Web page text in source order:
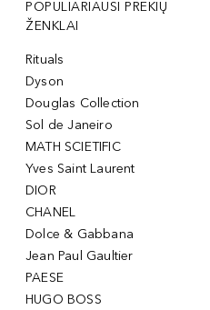
POPULIARIAUSI PREKIŲ
ŽENKLAI
Rituals
Dyson
Douglas Collection
Sol de Janeiro
MATH SCIETIFIC
Yves Saint Laurent
DIOR
CHANEL
Dolce & Gabbana
Jean Paul Gaultier
PAESE
HUGO BOSS